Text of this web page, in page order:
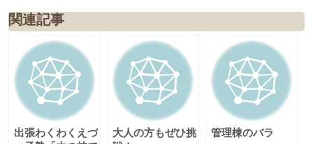
関連記事
出張わくわくえづ
大人の方もぜひ挑
管理棟のバラ